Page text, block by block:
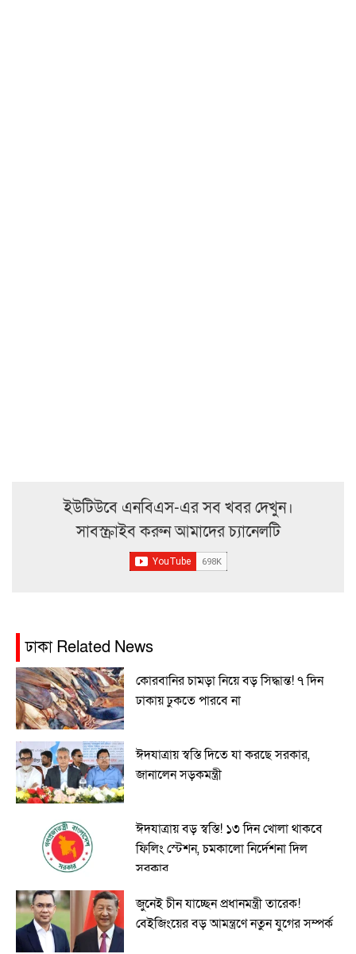
ইউটিউবে এনবিএস-এর সব খবর দেখুন।
সাবস্ক্রাইব করুন আমাদের চ্যানেলটি
ঢাকা Related News
কোরবানির চামড়া নিয়ে বড় সিদ্ধান্ত! ৭ দিন
ঢাকায় ঢুকতে পারবে না
ঈদযাত্রায় স্বস্তি দিতে যা করছে সরকার,
জানালেন সড়কমন্ত্রী
ঈদযাত্রায় বড় স্বস্তি! ১৩ দিন খোলা থাকবে
ফিলিং স্টেশন, চমকালো নির্দেশনা দিল
সরকার
জুনেই চীন যাচ্ছেন প্রধানমন্ত্রী তারেক!
বেইজিংয়ের বড় আমন্ত্রণে নতুন যুগের সম্পর্ক